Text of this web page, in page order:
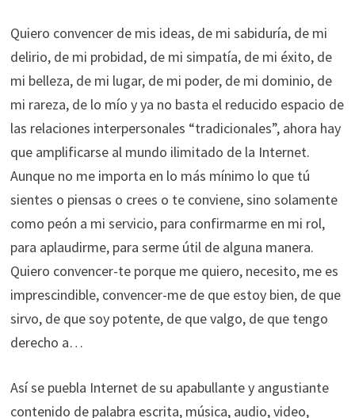
Quiero convencer de mis ideas, de mi sabiduría, de mi
delirio, de mi probidad, de mi simpatía, de mi éxito, de
mi belleza, de mi lugar, de mi poder, de mi dominio, de
mi rareza, de lo mío y ya no basta el reducido espacio de
las relaciones interpersonales “tradicionales”, ahora hay
que amplificarse al mundo ilimitado de la Internet.
Aunque no me importa en lo más mínimo lo que tú
sientes o piensas o crees o te conviene, sino solamente
como peón a mi servicio, para confirmarme en mi rol,
para aplaudirme, para serme útil de alguna manera.
Quiero convencer-te porque me quiero, necesito, me es
imprescindible, convencer-me de que estoy bien, de que
sirvo, de que soy potente, de que valgo, de que tengo
derecho a…
Así se puebla Internet de su apabullante y angustiante
contenido de palabra escrita, música, audio, video,